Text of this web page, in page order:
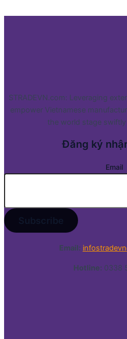
STRADEVN.com: Leveraging
empower Vietnamese
the world stage
Đăng ký
Email
Email:
Hotline: 0338